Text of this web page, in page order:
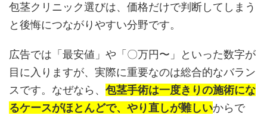
包茎クリニック選びは、価格だけで判断してしまう
と後悔につながりやすい分野です。
広告では「最安値」や「〇万円〜」といった数字が
目に入りますが、実際に重要なのは総合的なバラン
スです。なぜなら、 包茎手術は一度きりの施術にな
るケースがほとんどで、やり直しが難しいからで